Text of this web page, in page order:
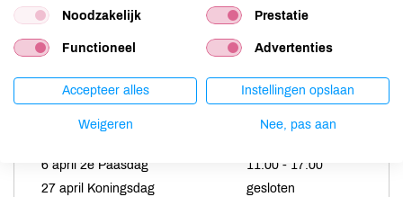
donderdag
08:30 - 19:00
vrijdag
08:30 - 19:00
6 april 2e Paasdag
11:00 - 17:00
27 april Koningsdag
gesloten
Noodzakelijk Prestatie
Functioneel Advertenties
Accepteer alles Instellingen opslaan
Weigeren Nee, pas aan